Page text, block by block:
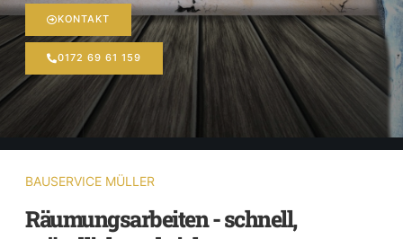
KONTAKT
0172 69 61 159
BAUSERVICE MÜLLER
Räumungsarbeiten - schnell,